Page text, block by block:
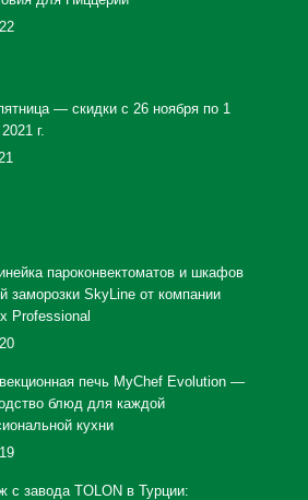
— скидки с 26 ноября по 1
г.
пароконвектоматов и шкафов
заморозки SkyLine от компании
Professional
печь MyChef Evolution —
блюд для каждой
кухни
с завода TOLON в Турции: